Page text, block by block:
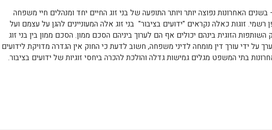
בשנים האחרונות נפוצה יותר ויותר התופעה של בני זוג החיים יחד ומנהלים חיי משפחה
זוגות כאלה נקראים "ידועים בציבור" בני זוג אלה המעוניינים להגן על עצמם ועל
הזוגית בינהם יכולים אף הם לערוך ביניהם הסכם ממון. הסכם ממון בין בני זוג
על ידי עורך דין מומחה לדיני משפחה, חשוב לדעת כי החוק אין הגדרה מדויקת לידועים
בתי המשפט מגלים גמישות גדלה והולכת להכרה ביחסי זוגיות של ידועים בציבור.